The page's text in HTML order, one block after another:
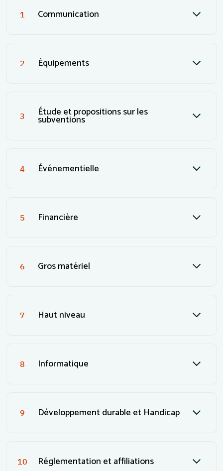
1 Communication
2 Équipements
3 Étude et propositions sur les
subventions
4 Événementielle
5 Financière
6 Gros matériel
7 Haut niveau
8 Informatique
9 Développement durable et Handicap
10 Réglementation et affiliations